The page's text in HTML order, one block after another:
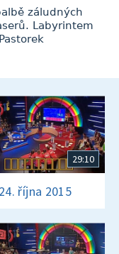
záludných
Labyrintem
29:10
24. října 2015